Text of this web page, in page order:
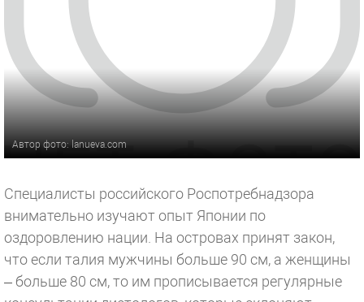
Автор фото: lanueva.com
Специалисты российского Роспотребнадзора
внимательно изучают опыт Японии по
оздоровлению нации. На островах принят закон,
что если талия мужчины больше 90 см, а женщины
– больше 80 см, то им прописывается регулярные